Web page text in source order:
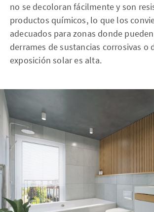
no se decoloran fácilmente y son
productos químicos, lo que los
adecuados para zonas donde
derrames de sustancias corrosivas o
exposición solar es alta.